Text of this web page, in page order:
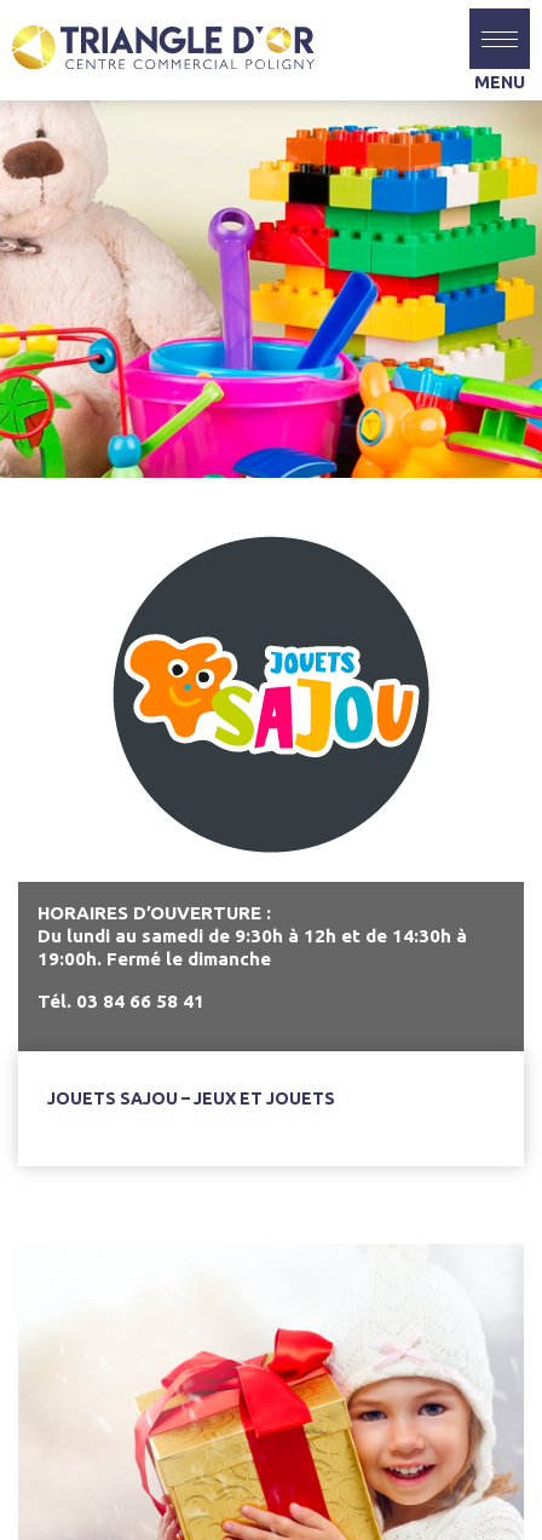
HORAIRES D’OUVERTURE :
Du lundi au samedi de 9:30h à 12h et de 14:30h à
19:00h. Fermé le dimanche
Tél. 03 84 66 58 41
JOUETS SAJOU – JEUX ET JOUETS